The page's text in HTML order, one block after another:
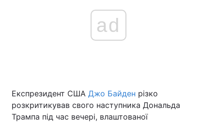
ad
Експрезидент США Джо Байден різко
розкритикував свого наступника Дональда
Трампа під час вечері, влаштованої